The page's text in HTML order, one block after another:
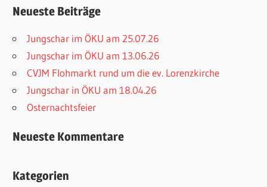
Neueste Beiträge
Jungschar im ÖKU am 25.07.26
Jungschar im ÖKU am 13.06.26
CVJM Flohmarkt rund um die ev. Lorenzkirche
Jungschar in ÖKU am 18.04.26
Osternachtsfeier
Neueste Kommentare
Kategorien